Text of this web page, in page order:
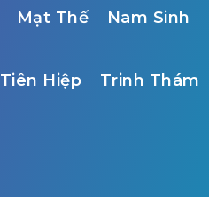
Mạt Thế Nam Sinh
Tiên Hiệp Trinh Thám